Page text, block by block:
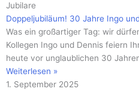
Jubilare
Doppeljubiläum! 30 Jahre Ingo
Was ein großartiger Tag: wir
Kollegen Ingo und Dennis feiern
heute vor unglaublichen 30
Weiterlesen »
1. September 2025